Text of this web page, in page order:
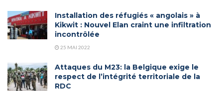
Installation des réfugiés « angolais » à
Kikwit : Nouvel Elan craint une infiltration
incontrôlée
25 MAI 2022
Attaques du M23: la Belgique exige le
respect de l’intégrité territoriale de la
RDC